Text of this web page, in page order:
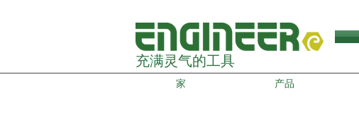
充满灵气的工具
家 产品